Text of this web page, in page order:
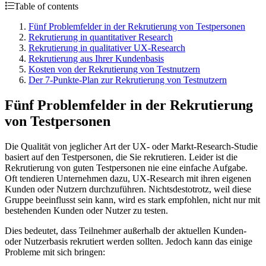
Table of contents
Fünf Problemfelder in der Rekrutierung von Testpersonen
Rekrutierung in quantitativer Research
Rekrutierung in qualitativer UX-Research
Rekrutierung aus Ihrer Kundenbasis
Kosten von der Rekrutierung von Testnutzern
Der 7-Punkte-Plan zur Rekrutierung von Testnutzern
Fünf Problemfelder in der Rekrutierung
von Testpersonen
Die Qualität von jeglicher Art der UX- oder Markt-Research-Studie
basiert auf den Testpersonen, die Sie rekrutieren. Leider ist die
Rekrutierung von guten Testpersonen nie eine einfache Aufgabe.
Oft tendieren Unternehmen dazu, UX-Research mit ihren eigenen
Kunden oder Nutzern durchzuführen. Nichtsdestotrotz, weil diese
Gruppe beeinflusst sein kann, wird es stark empfohlen, nicht nur mit
bestehenden Kunden oder Nutzer zu testen.
Dies bedeutet, dass Teilnehmer außerhalb der aktuellen Kunden-
oder Nutzerbasis rekrutiert werden sollten. Jedoch kann das einige
Probleme mit sich bringen: